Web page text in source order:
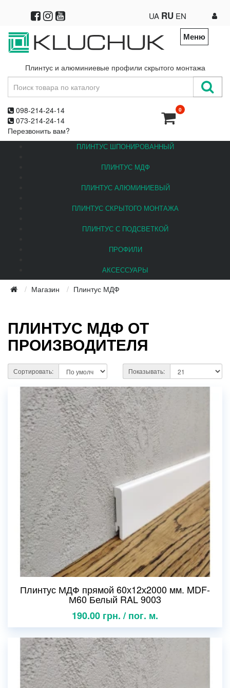
UA RU EN
Меню
Плинтус и алюминиевые профили скрытого монтажа
098-214-24-14
073-214-24-14
Перезвонить вам?
0
ПЛИНТУС ШПОНИРОВАННЫЙ
ПЛИНТУС МДФ
ПЛИНТУС АЛЮМИНИЕВЫЙ
ПЛИНТУС СКРЫТОГО МОНТАЖА
ПЛИНТУС С ПОДСВЕТКОЙ
ПРОФИЛИ
АКСЕССУАРЫ
Магазин Плинтус МДФ
ПЛИНТУС МДФ ОТ
ПРОИЗВОДИТЕЛЯ
Сортировать: Показывать:
Плинтус МДФ прямой 60х12х2000 мм. MDF-
М60 Белый RAL 9003
190.00 грн. / пог. м.